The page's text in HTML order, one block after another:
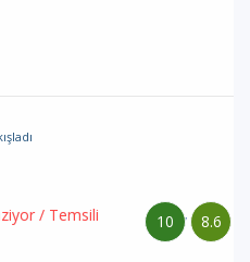
8.6
/
10
/ Temsili